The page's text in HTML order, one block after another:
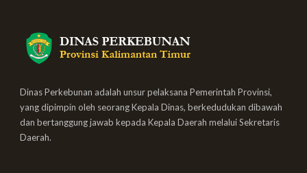
Dinas Perkebunan adalah unsur pelaksana Pemerintah Provinsi,
yang dipimpin oleh seorang Kepala Dinas, berkedudukan dibawah
dan bertanggung jawab kepada Kepala Daerah melalui Sekretaris
Daerah.